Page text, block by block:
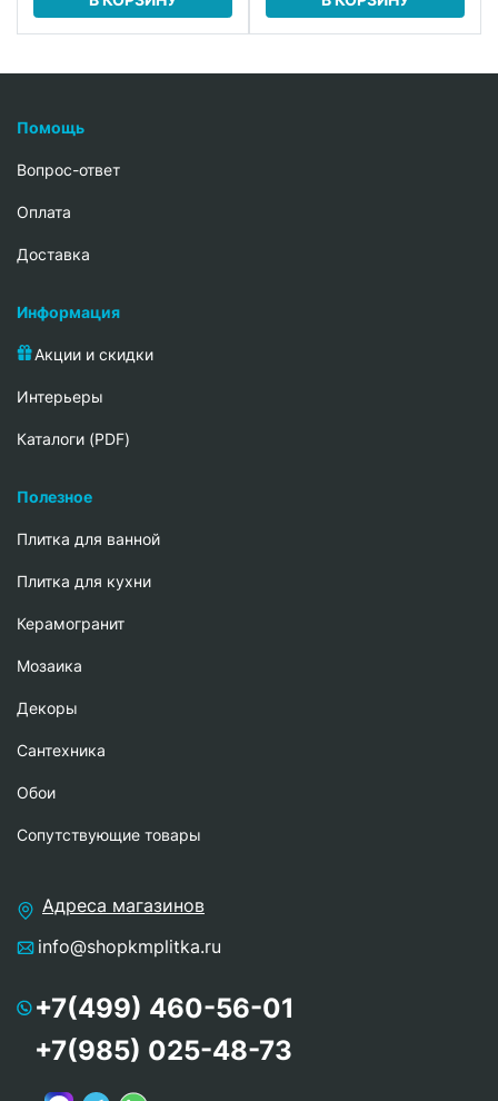
Помощь
Вопрос-ответ
Oплата
Доставка
Информация
Акции и скидки
Интерьеры
Каталоги (PDF)
Полезное
Плитка для ванной
Плитка для кухни
Керамогранит
Мозаика
Декоры
Сантехника
Обои
Сопутствующие товары
Адреса магазинов
info@shopkmplitka.ru
+7(499) 460-56-01
+7(985) 025-48-73